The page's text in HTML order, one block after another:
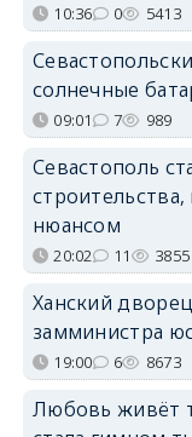
10:36 0 5413
солнечные
09:01 7 989
Севастополь
нюансом
20:02 11 3855
Ханский
замминистра
19:00 6 8673
Любовь живёт